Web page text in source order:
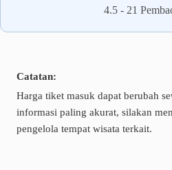
4.5 - 21
Catatan:
Harga tiket masuk dapat berubah
informasi paling akurat, silakan
pengelola tempat wisata terkait.